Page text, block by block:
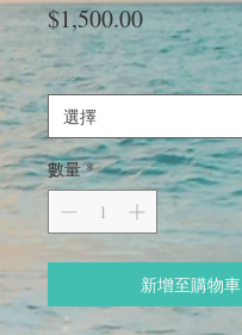
$1,500.00價
格
Size *
數量 *
新增至購物車